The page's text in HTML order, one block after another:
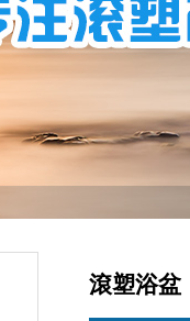
滾塑浴盆